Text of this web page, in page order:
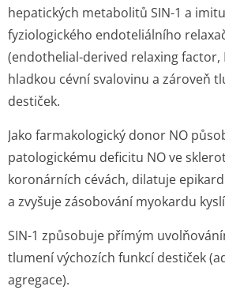
hepatických metabolitů SIN-1 a
fyziologického endoteliálního
(endothelial-derived relaxing factor,
hladkou cévní svalovinu a zároveň
destiček.
Jako farmakologický donor NO
patologickému deficitu NO ve
koronárních cévách, dilatuje
a zvyšuje zásobování myokardu
SIN-1 způsobuje přímým
tlumení výchozích funkcí destiček
agregace).